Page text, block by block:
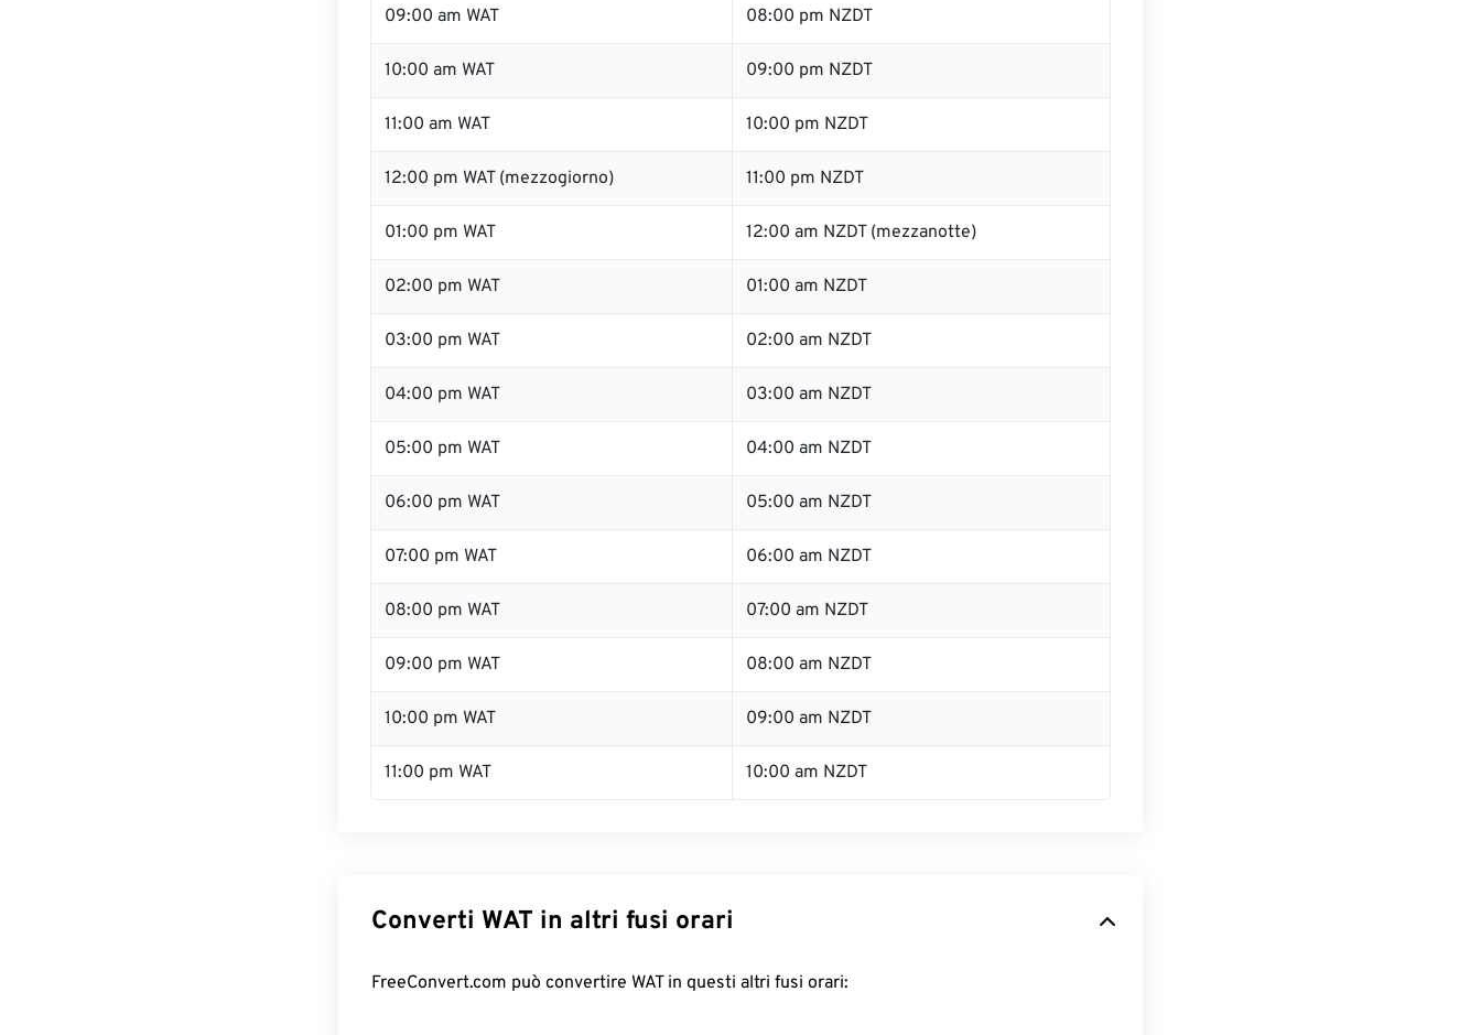
09:00 am WAT 08:00 pm NZDT
10:00 am WAT 09:00 pm NZDT
11:00 am WAT 10:00 pm NZDT
12:00 pm WAT (mezzogiorno) 11:00 pm NZDT
01:00 pm WAT 12:00 am NZDT (mezzanotte)
02:00 pm WAT 01:00 am NZDT
03:00 pm WAT 02:00 am NZDT
04:00 pm WAT 03:00 am NZDT
05:00 pm WAT 04:00 am NZDT
06:00 pm WAT 05:00 am NZDT
07:00 pm WAT 06:00 am NZDT
08:00 pm WAT 07:00 am NZDT
09:00 pm WAT 08:00 am NZDT
10:00 pm WAT 09:00 am NZDT
11:00 pm WAT 10:00 am NZDT
Converti WAT in altri fusi orari
FreeConvert.com può convertire WAT in questi altri fusi orari: